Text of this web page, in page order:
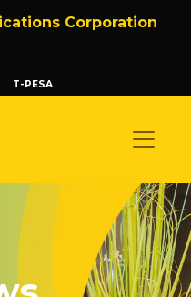
Corporation
T-PESA